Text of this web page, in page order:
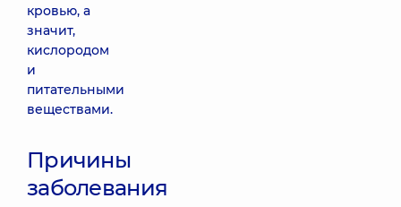
кровью, а
значит,
кислородом
и
питательными
веществами.
Причины
заболевания